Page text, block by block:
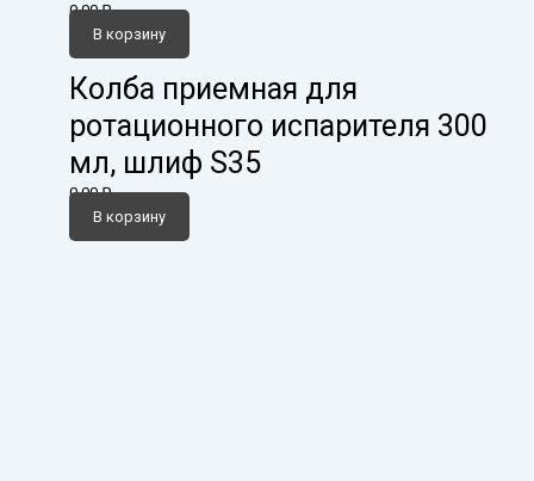
0,00₽
В корзину
Колба приемная для
ротационного испарителя 300
мл, шлиф S35
0,00₽
В корзину